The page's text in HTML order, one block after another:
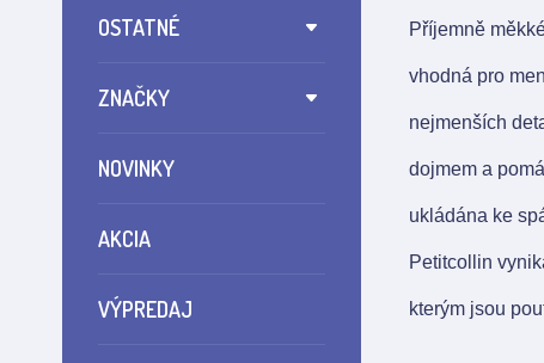
OSTATNÉ
ZNAČKY
NOVINKY
AKCIA
VÝPREDAJ
Příjemně
vhodná pro
nejmenších
dojmem a
ukládána ke
Petitcollin
kterým jsou